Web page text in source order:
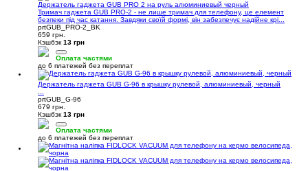
Держатель гаджета GUB PRO 2 на руль алюминиевый черный
Тримач гаджета GUB PRO-2 - не лише тримач для телефону, це елемент
безпеки під час катання. Завдяки своїй формі, він забезпечує надійне крі...
prtGUB_PRO-2_BK
659 грн.
Кэшбэк 13 грн
Оплата частями
до 6 платежей без переплат
Держатель гаджета GUB G-96 в крышку рулевой, алюминиевый, черный
prtGUB_G-96
679 грн.
Кэшбэк 13 грн
Оплата частями
до 6 платежей без переплат